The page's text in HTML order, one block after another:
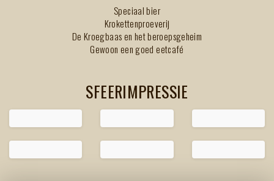
Speciaal bier
Krokettenproeverij
De Kroegbaas en het beroepsgeheim
Gewoon een goed eetcafé
SFEERIMPRESSIE